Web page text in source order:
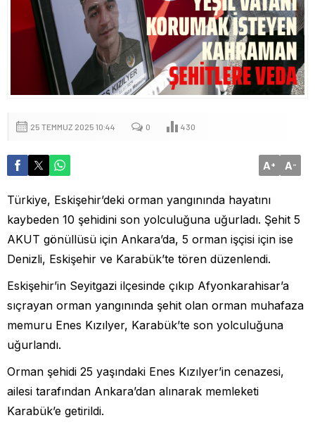
25 TEMMUZ 2025 10:44 0 430
A+ A-
Türkiye, Eskişehir’deki orman yangınında hayatını
kaybeden 10 şehidini son yolculuğuna uğurladı. Şehit 5
AKUT gönüllüsü için Ankara’da, 5 orman işçisi için ise
Denizli, Eskişehir ve Karabük’te tören düzenlendi.
Eskişehir’in Seyitgazi ilçesinde çıkıp Afyonkarahisar’a
sıçrayan orman yangınında şehit olan orman muhafaza
memuru Enes Kızılyer, Karabük’te son yolculuğuna
uğurlandı.
Orman şehidi 25 yaşındaki Enes Kızılyer’in cenazesi,
ailesi tarafından Ankara’dan alınarak memleketi
Karabük’e getirildi.